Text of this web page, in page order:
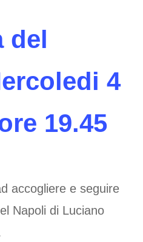
del
4
19.45
accogliere e seguire
Napoli di Luciano